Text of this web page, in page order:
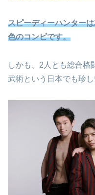
スピーディーハンター
色のコンビです。
しかも、2人とも総合格
武術という日本でも珍し